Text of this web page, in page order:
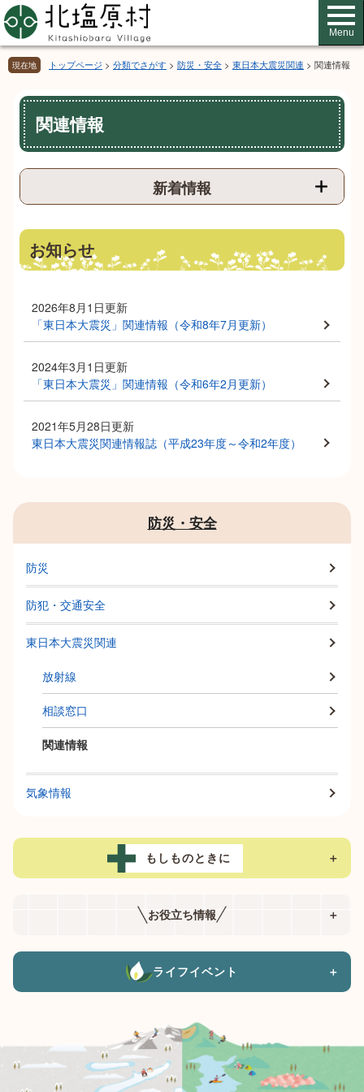
ペ
ー
ジ
の
先
メ
ニ
ュ
ー
を
Menu
現在地 トップページ > 分類でさがす > 防災・安全 > 東日本大震災関連 > 関連情報
本
文
関連情報
新着情報
お知らせ
2026年8月1日更新
「東日本大震災」関連情報（令和8年7月更新）
2024年3月1日更新
「東日本大震災」関連情報（令和6年2月更新）
2021年5月28日更新
東日本大震災関連情報誌（平成23年度～令和2年度）
防災・安全
防災
防犯・交通安全
東日本大震災関連
放射線
相談窓口
関連情報
気象情報
もしものときに ＋
お役立ち情報 ＋
ライフイベント ＋